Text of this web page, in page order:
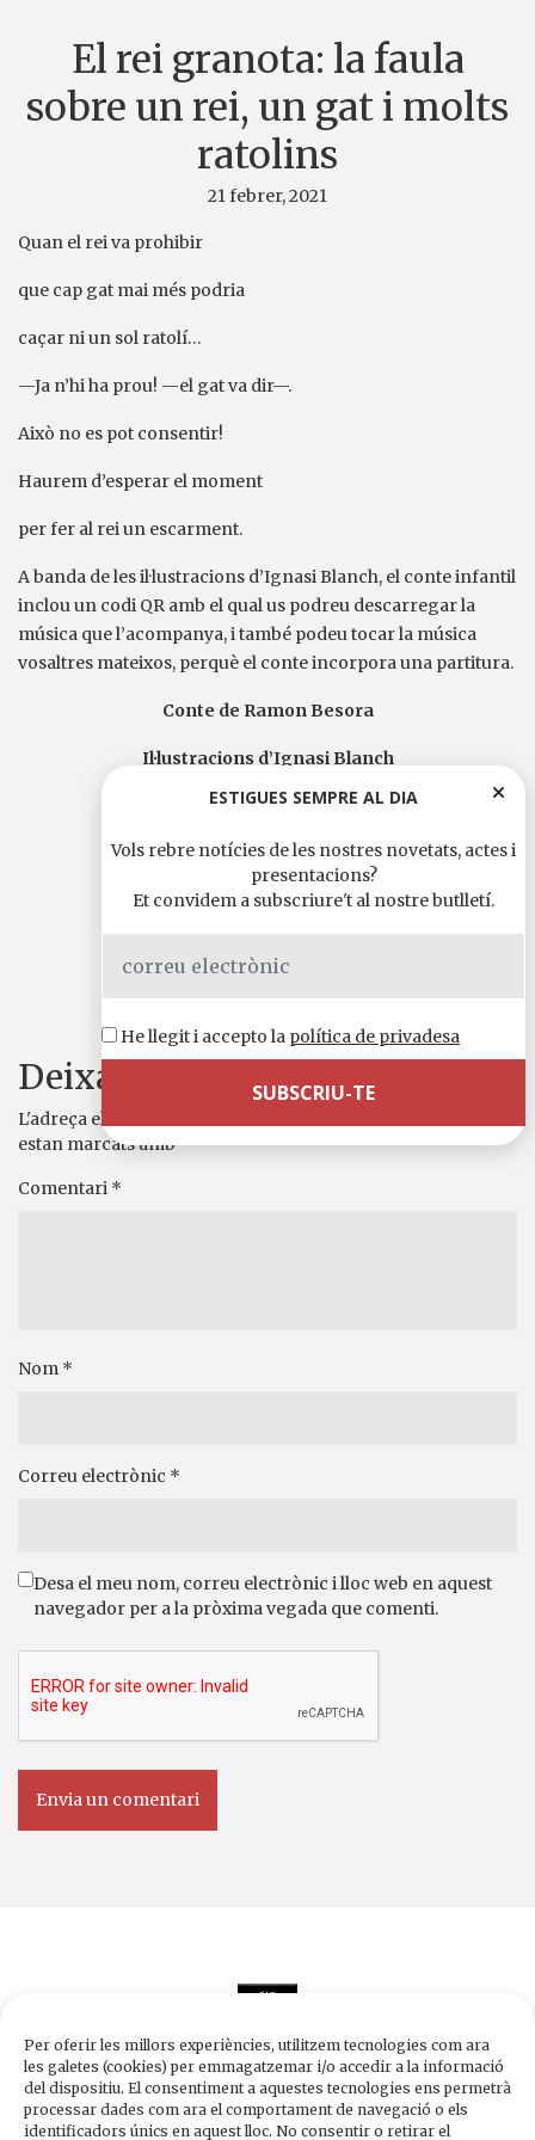
Per oferir les millors experiències, utilitzem tecnologies com ara
les galetes (cookies) per emmagatzemar i/o accedir a la informació
del dispositiu. El consentiment a aquestes tecnologies ens permetrà
processar dades com ara el comportament de navegació o els
identificadors únics en aquest lloc. No consentir o retirar el
El rei granota: la faula
sobre un rei, un gat i molts
ratolins
21 febrer, 2021
Quan el rei va prohibir
que cap gat mai més podria
caçar ni un sol ratolí…
—Ja n’hi ha prou! —el gat va dir—.
Això no es pot consentir!
Haurem d’esperar el moment
per fer al rei un escarment.
A banda de les il·lustracions d’Ignasi Blanch, el conte infantil
inclou un codi QR amb el qual us podreu descarregar la
música que l’acompanya, i també podeu tocar la música
vosaltres mateixos, perquè el conte incorpora una partitura.
Conte de Ramon Besora
Il·lustracions d’Ignasi Blanch
Música i piano de Rosabel Bofarull
Veu de Jordi Jubany
Baix elèctric de Jaume Martínez
WhatsApp
Telegram
X
Deixa un comentari
L'adreça electrònica no es publicarà.
estan marcats amb*
Comentari *
Nom *
Correu electrònic *
Desa el meu nom, correu electrònic i lloc web en aquest
navegador per a la pròxima vegada que comenti.
Edicions de 1984
ESTIGUES SEMPRE AL DIA
Vols rebre notícies de les nostres novetats, actes i
presentacions?
Et convidem a subscriure't al nostre butlletí.
He llegit i accepto la política de privadesa